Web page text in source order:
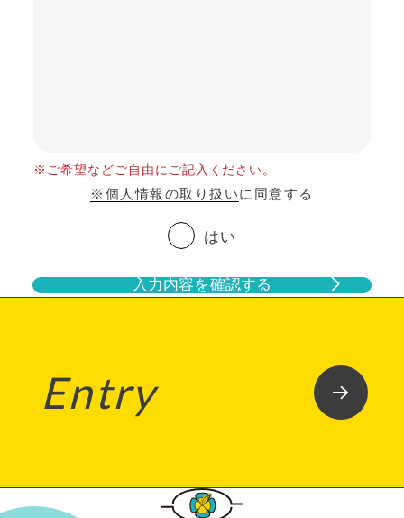
※ご希望などご自由にご記入ください。
※個人情報の取り扱いに同意する
はい
入力内容を確認する
Entry